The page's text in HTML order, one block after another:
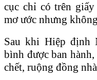
cục chỉ có trên
mơ ước nhưng
Sau khi Hiệp định
bình được ban
chết, ruộng đồng